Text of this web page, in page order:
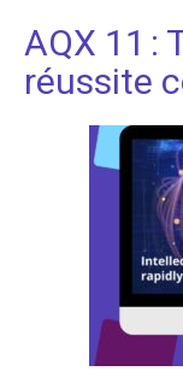
AQX 11 :
réussite